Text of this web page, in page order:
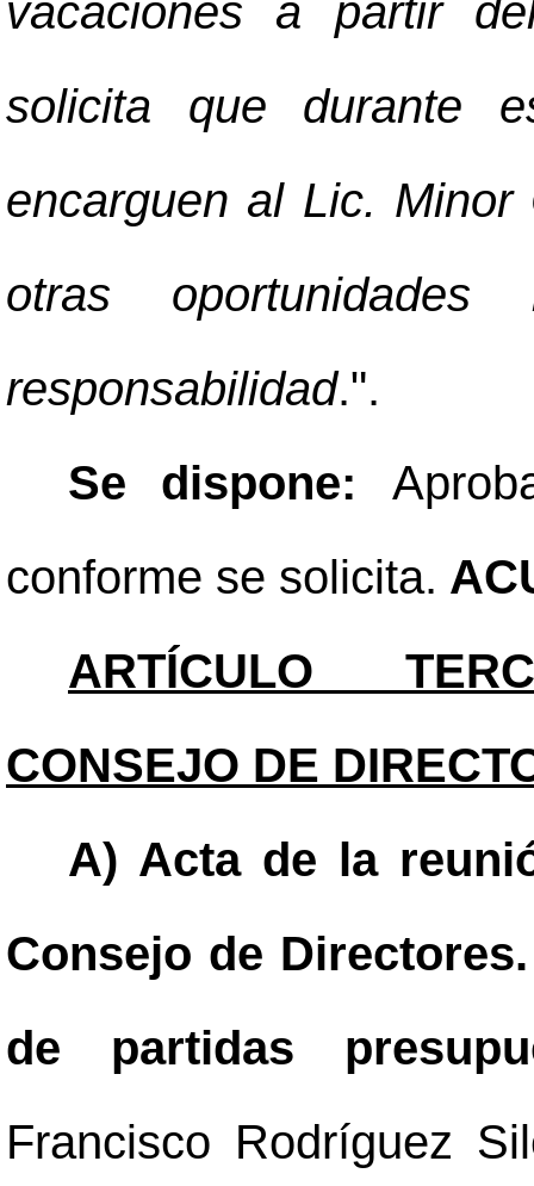
vacaciones a partir
solicita que durante
encarguen al Lic.
otras
responsabilidad.".
Se dispone:
conforme se solicita.
ARTÍCULO
CONSEJO DE
A) Acta de la
Consejo de
de partidas
Francisco Rodríguez